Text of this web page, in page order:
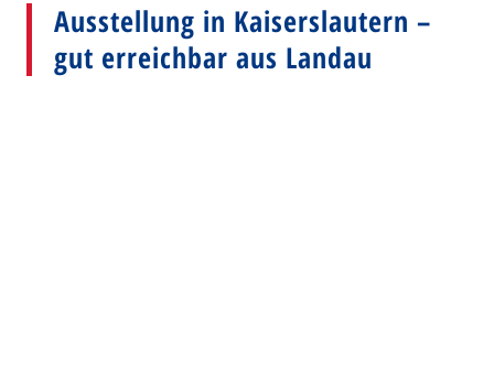
Ausstellung in Kaiserslautern –
gut erreichbar aus Landau